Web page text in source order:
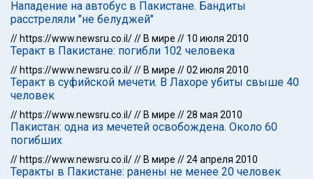
Нападение на автобус в Пакистане. Бандиты
расстреляли "не белуджей"
// https://www.newsru.co.il/// В мире // 10 июля 2010
Теракт в Пакистане: погибли 102 человека
// https://www.newsru.co.il/// В мире //02 июля 2010
Теракт в суфийской мечети. В Лахоре убиты свыше 40
человек
// https://www.newsru.co.il/// В мире //28 мая 2010
Пакистан: одна из мечетей освобождена. Около 60
погибших
// https://www.newsru.co.il/// В мире //24 апреля 2010
Теракты в Пакистане: ранены не менее 20 человек